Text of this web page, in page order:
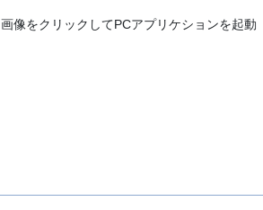
画像をクリックしてPCアプリケションを起動